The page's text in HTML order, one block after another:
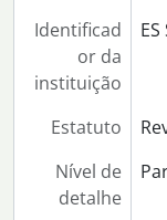
Identificad
or da
instituição
ES
Estatuto
Nível de
detalhe